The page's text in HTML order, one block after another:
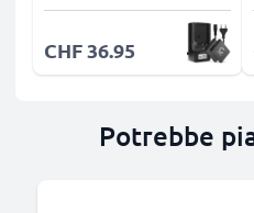
CHF 36.95
Potrebbe